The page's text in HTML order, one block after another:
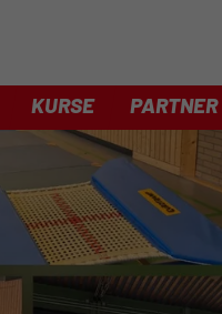
KURSE PARTNER